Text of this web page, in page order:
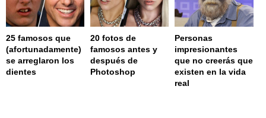
25 famosos que
(afortunadamente)
se arreglaron los
dientes
20 fotos de
famosos antes y
después de
Photoshop
Personas
impresionantes
que no creerás que
existen en la vida
real